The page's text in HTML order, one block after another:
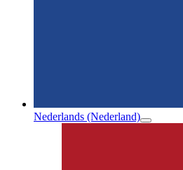
Nederlands (Nederland)